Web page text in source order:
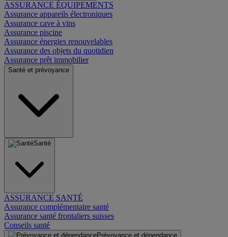
ASSURANCE ÉQUIPEMENTS
Assurance appareils électroniques
Assurance cave à vins
Assurance piscine
Assurance énergies renouvelables
Assurance des objets du quotidien
Assurance prêt immobilier
Santé et prévoyance
Santé
ASSURANCE SANTÉ
Assurance complémentaire santé
Assurance santé frontaliers suisses
Conseils santé
Prévoyance et dépendance